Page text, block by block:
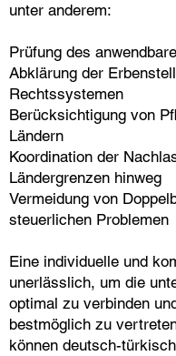
unter anderem:
Prüfung des
Abklärung der
Rechtssystemen
Berücksichtigung von
Ländern
Koordination der
Ländergrenzen hinweg
Vermeidung von
steuerlichen Problemen
Eine individuelle und
unerlässlich, um die
optimal zu verbinden
bestmöglich zu
können deutsch-